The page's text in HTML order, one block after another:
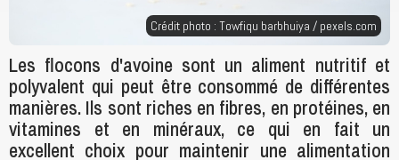
Crédit photo : Towfiqu barbhuiya / pexels.com
Les flocons d'avoine sont un aliment nutritif et
polyvalent qui peut être consommé de différentes
manières. Ils sont riches en fibres, en protéines, en
vitamines et en minéraux, ce qui en fait un
excellent choix pour maintenir une alimentation